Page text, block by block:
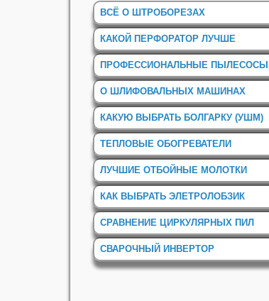
ВСЁ О ШТРОБОРЕЗАХ
КАКОЙ ПЕРФОРАТОР ЛУЧШЕ
ПРОФЕССИОНАЛЬНЫЕ ПЫЛЕСОСЫ
О ШЛИФОВАЛЬНЫХ МАШИНАХ
КАКУЮ ВЫБРАТЬ БОЛГАРКУ (УШМ)
ТЕПЛОВЫЕ ОБОГРЕВАТЕЛИ
ЛУЧШИЕ ОТБОЙНЫЕ МОЛОТКИ
КАК ВЫБРАТЬ ЭЛЕТРОЛОБЗИК
СРАВНЕНИЕ ЦИРКУЛЯРНЫХ ПИЛ
СВАРОЧНЫЙ ИНВЕРТОР